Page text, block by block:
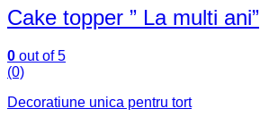
Cake topper ” La multi ani”
0 out of 5
(0)
Decoratiune unica pentru tort